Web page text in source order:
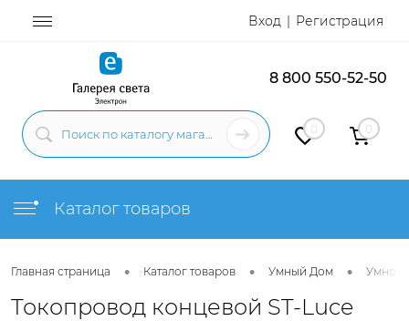
Вход Регистрация
8 800 550-52-50
0 0
Каталог товаров
Главная страница • Каталог товаров • Умный Дом • Умное
Токопровод концевой ST-Luce